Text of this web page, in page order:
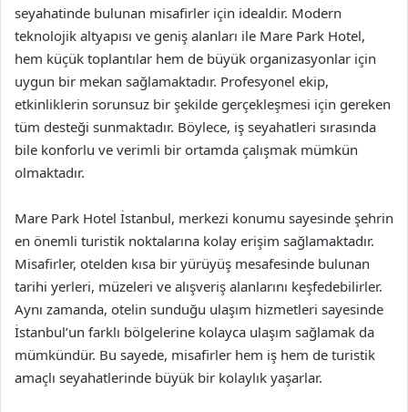
seyahatinde bulunan misafirler için idealdir. Modern
teknolojik altyapısı ve geniş alanları ile Mare Park Hotel,
hem küçük toplantılar hem de büyük organizasyonlar için
uygun bir mekan sağlamaktadır. Profesyonel ekip,
etkinliklerin sorunsuz bir şekilde gerçekleşmesi için gereken
tüm desteği sunmaktadır. Böylece, iş seyahatleri sırasında
bile konforlu ve verimli bir ortamda çalışmak mümkün
olmaktadır.
Mare Park Hotel İstanbul, merkezi konumu sayesinde şehrin
en önemli turistik noktalarına kolay erişim sağlamaktadır.
Misafirler, otelden kısa bir yürüyüş mesafesinde bulunan
tarihi yerleri, müzeleri ve alışveriş alanlarını keşfedebilirler.
Aynı zamanda, otelin sunduğu ulaşım hizmetleri sayesinde
İstanbul’un farklı bölgelerine kolayca ulaşım sağlamak da
mümkündür. Bu sayede, misafirler hem iş hem de turistik
amaçlı seyahatlerinde büyük bir kolaylık yaşarlar.